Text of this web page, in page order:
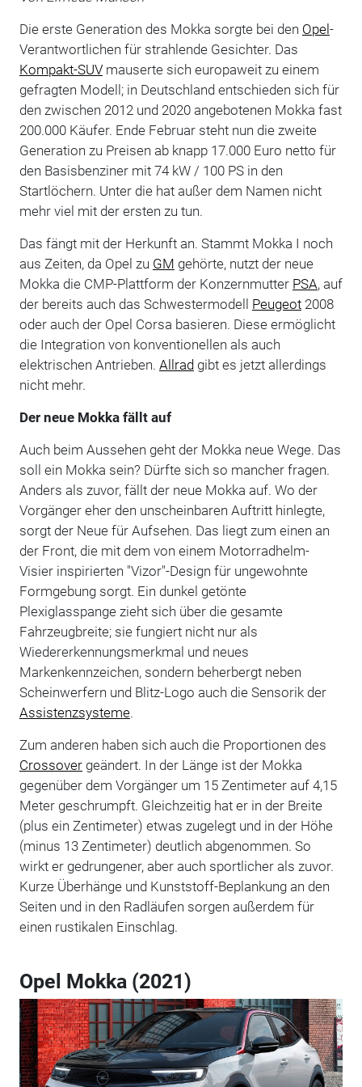
Die erste Generation des Mokka sorgte bei den Opel-
Verantwortlichen für strahlende Gesichter. Das
Kompakt-SUVmauserte sich europaweit zu einem
gefragten Modell; in Deutschland entschieden sich für
den zwischen 2012 und 2020 angebotenen Mokka fast
200.000 Käufer. Ende Februar steht nun die zweite
Generation zu Preisen ab knapp 17.000 Euro netto für
den Basisbenziner mit 74 kW / 100 PS in den
Startlöchern. Unter die hat außer dem Namen nicht
mehr viel mit der ersten zu tun.
Das fängt mit der Herkunft an. Stammt Mokka I noch
aus Zeiten, da Opel zu GM gehörte, nutzt der neue
Mokka die CMP-Plattform der Konzernmutter PSA, auf
der bereits auch das Schwestermodell Peugeot2008
oder auch der Opel Corsa basieren. Diese ermöglicht
die Integration von konventionellen als auch
elektrischen Antrieben. Allradgibt es jetzt allerdings
nicht mehr.
Der neue Mokka fällt auf
Auch beim Aussehen geht der Mokka neue Wege. Das
soll ein Mokka sein? Dürfte sich so mancher fragen.
Anders als zuvor, fällt der neue Mokka auf. Wo der
Vorgänger eher den unscheinbaren Auftritt hinlegte,
sorgt der Neue für Aufsehen. Das liegt zum einen an
der Front, die mit dem von einem Motorradhelm-
Visier inspirierten "Vizor"-Design für ungewohnte
Formgebung sorgt. Ein dunkel getönte
Plexiglasspange zieht sich über die gesamte
Fahrzeugbreite; sie fungiert nicht nur als
Wiedererkennungsmerkmal und neues
Markenkennzeichen, sondern beherbergt neben
Scheinwerfern und Blitz-Logo auch die Sensorik der
Assistenzsysteme.
Zum anderen haben sich auch die Proportionen des
Crossovergeändert. In der Länge ist der Mokka
gegenüber dem Vorgänger um 15 Zentimeter auf 4,15
Meter geschrumpft. Gleichzeitig hat er in der Breite
(plus ein Zentimeter) etwas zugelegt und in der Höhe
(minus 13 Zentimeter) deutlich abgenommen. So
wirkt er gedrungener, aber auch sportlicher als zuvor.
Kurze Überhänge und Kunststoff-Beplankung an den
Seiten und in den Radläufen sorgen außerdem für
einen rustikalen Einschlag.
Opel Mokka (2021)